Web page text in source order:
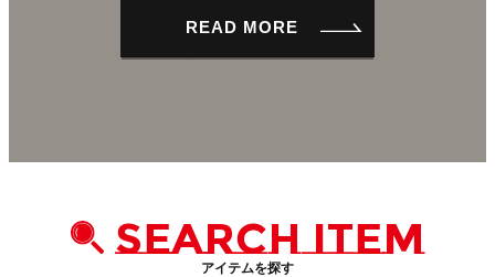
READ MORE
SEARCH ITEM
アイテムを探す